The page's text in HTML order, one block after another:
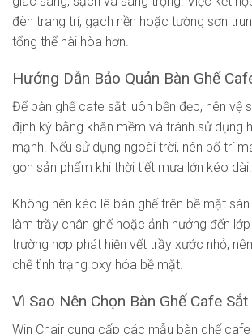
đèn trang trí, gạch nền hoặc tường sơn
tổng thể hài hòa hơn.
Hướng Dẫn Bảo Quản Bàn Ghế
Để bàn ghế cafe sắt luôn bền đẹp, nên vệ
định kỳ bằng khăn mềm và tránh sử dụng
mạnh. Nếu sử dụng ngoài trời, nên bố trí
gọn sản phẩm khi thời tiết mưa lớn kéo dài.
Không nên kéo lê bàn ghế trên bề mặt
làm trầy chân ghế hoặc ảnh hưởng đến
trường hợp phát hiện vết trầy xước nhỏ,
chế tình trạng oxy hóa bề mặt.
Vì Sao Nên Chọn Bàn Ghế Cafe
Win Chair cung cấp các mẫu bàn ghế